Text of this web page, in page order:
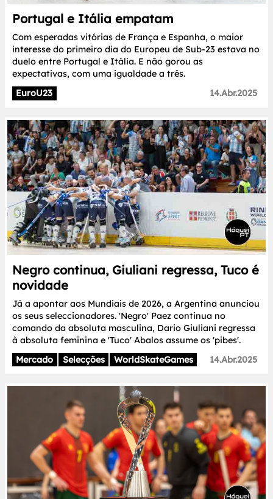
Portugal e Itália empatam
Com esperadas vitórias de França e Espanha, o maior
interesse do primeiro dia do Europeu de Sub-23 estava no
duelo entre Portugal e Itália. E não gorou as
expectativas, com uma igualdade a três.
EuroU23
14.Abr.2025
Negro continua, Giuliani regressa, Tuco é
novidade
Já a apontar aos Mundiais de 2026, a Argentina anunciou
os seus seleccionadores. 'Negro' Paez continua no
comando da absoluta masculina, Dario Giuliani regressa
à absoluta feminina e 'Tuco' Abalos assume os 'pibes'.
Mercado
Selecções WorldSkateGames 14.Abr.2025